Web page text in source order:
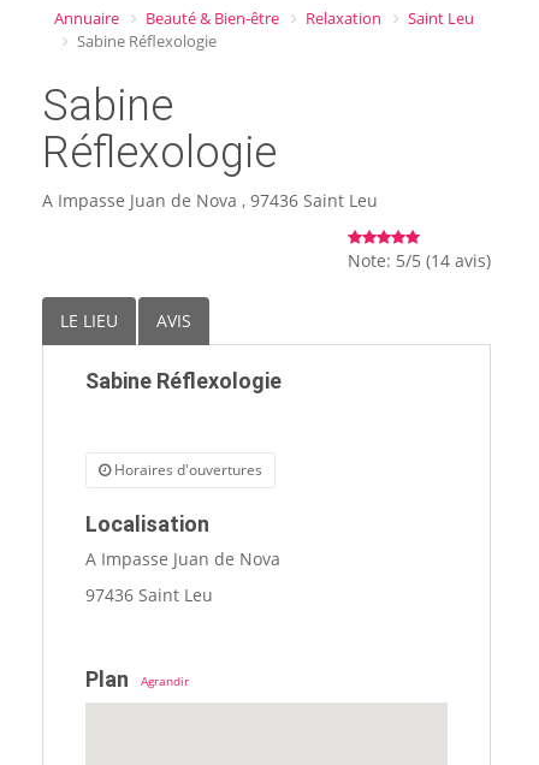
💅 Beauté
🏨 Hôtels
🎈 Événements
Annuaire Beauté & Bien-être Relaxation
Saint Leu
Sabine Réflexologie
Sabine
Réflexologie
A Impasse Juan de Nova , 97436 Saint Leu
Note: 5/5 (14 avis)
LE LIEU AVIS
Sabine Réflexologie
Horaires d'ouvertures
Localisation
A Impasse Juan de Nova
97436 Saint Leu
Plan Agrandir